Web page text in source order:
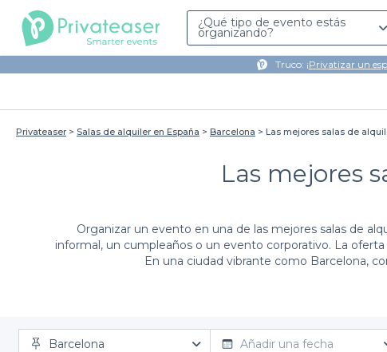
¿Qué tipo de evento estás
organizando?
Truco: ¡Privatizar un
Privateaser Salas de alquiler en España Barcelona Las mejores salas de
Las mejores
Organizar un evento en una de las mejores salas de
informal, un cumpleaños o un evento corporativo. La
En una ciudad vibrante como Barcelona,
En Privateaser, hemos creado una plataforma que
opciones
, adaptadas a diferentes necesidades y
Barcelona Añadir una fecha